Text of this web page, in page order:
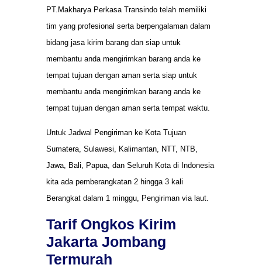
PT.Makharya Perkasa Transindo telah memiliki
tim yang profesional serta berpengalaman dalam
bidang jasa kirim barang dan siap untuk
membantu anda mengirimkan barang anda ke
tempat tujuan dengan aman serta siap untuk
membantu anda mengirimkan barang anda ke
tempat tujuan dengan aman serta tempat waktu.
Untuk Jadwal Pengiriman ke Kota Tujuan
Sumatera, Sulawesi, Kalimantan, NTT, NTB,
Jawa, Bali, Papua, dan Seluruh Kota di Indonesia
kita ada pemberangkatan 2 hingga 3 kali
Berangkat dalam 1 minggu, Pengiriman via laut.
Tarif Ongkos Kirim
Jakarta Jombang
Termurah